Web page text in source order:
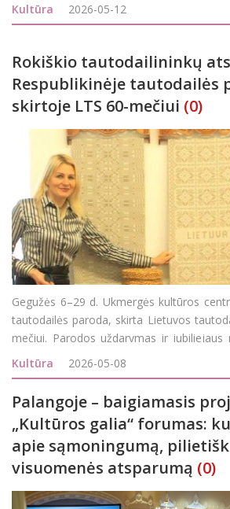
Susibūrimas visiems suteikė galimy
Kultūra 2026-05-12
Rokiškio tautodailininkų
Respublikinėje tautodailės
skirtoje LTS 60-mečiui (0)
Gegužės 6–29 d. Ukmergės kultūros
tautodailės paroda, skirta Lietuvos
mečiui. Parodos uždarymas ir jubiliejaus
29 d. 13 val. Šiai išskirtinei progai
skirtos 7 vietos –
Kultūra 2026-05-08
Palangoje – baigiamasis
„Kultūros galia“ forumas:
apie sąmoningumą,
visuomenės atsparumą (0)